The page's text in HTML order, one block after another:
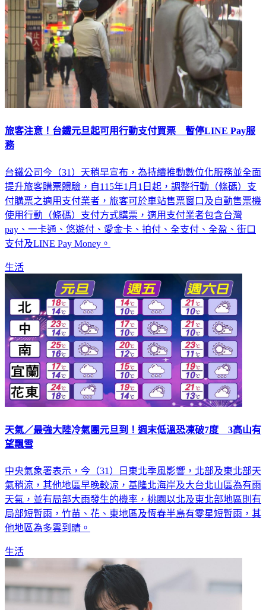
旅客注意！台鐵元旦起可用行動支付買票 暫停LINE Pay服
務
台鐵公司今（31）天稍早宣布，為持續推動數位化服務並全面
提升旅客購票體驗，自115年1月1日起，調整行動（條碼）支
付購票之適用支付業者，旅客可於車站售票窗口及自動售票機
使用行動（條碼）支付方式購票，適用支付業者包含台灣
pay、一卡通、悠遊付、愛金卡、拍付、全支付、全盈、街口
支付及LINE Pay Money。
生活
天氣／最強大陸冷氣團元旦到！週末低溫恐凍破7度 3高山有
望飄雪
中央氣象署表示，今（31）日東北季風影響，北部及東北部天
氣稍涼，其他地區早晚較涼，基隆北海岸及大台北山區為有雨
天氣，並有局部大雨發生的機率，桃園以北及東北部地區則有
局部短暫雨，竹苗、花、東地區及恆春半島有零星短暫雨，其
他地區為多雲到晴。
生活